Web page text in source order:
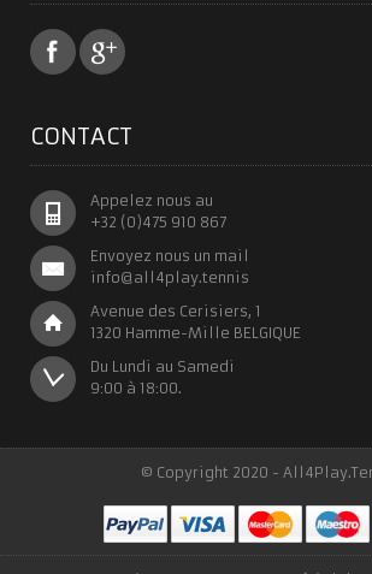
CONTACT
Appelez nous au
+32 (0)475 910 867
Envoyez nous un mail
info@all4play.tennis
Avenue des Cerisiers, 1
1320 Hamme-Mille BELGIQUE
Du Lundi au Samedi
9:00 à 18:00.
© Copyright 2020 -